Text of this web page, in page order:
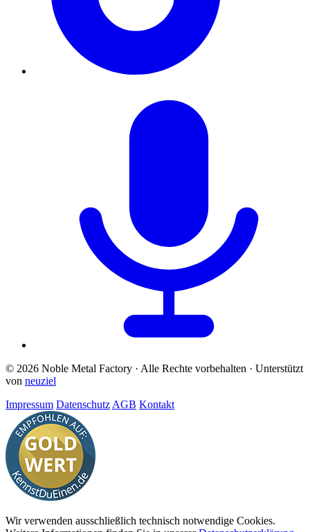
© 2026 Noble Metal Factory · Alle Rechte vorbehalten · Unterstützt
von neuziel
Impressum Datenschutz AGB Kontakt
Wir verwenden ausschließlich technisch notwendige Cookies.